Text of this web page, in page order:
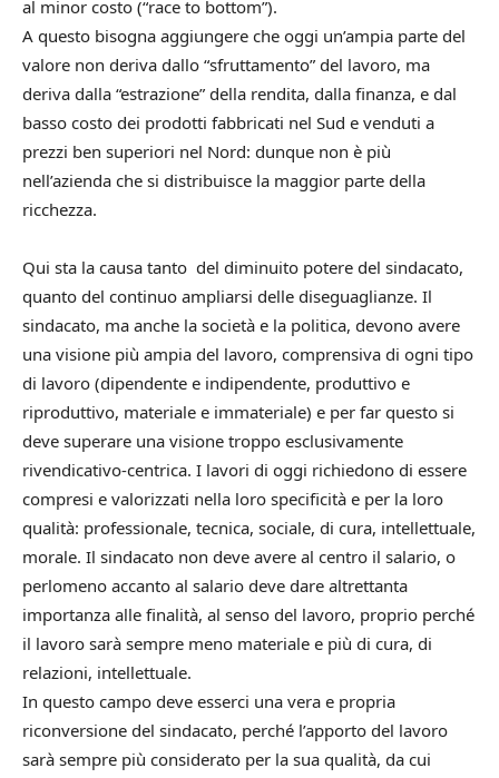
al minor costo (“race to bottom”).
A questo bisogna aggiungere che oggi un’ampia parte del
valore non deriva dallo “sfruttamento” del lavoro, ma
deriva dalla “estrazione” della rendita, dalla finanza, e dal
basso costo dei prodotti fabbricati nel Sud e venduti a
prezzi ben superiori nel Nord: dunque non è più
nell’azienda che si distribuisce la maggior parte della
ricchezza.
Qui sta la causa tanto del diminuito potere del sindacato,
quanto del continuo ampliarsi delle diseguaglianze. Il
sindacato, ma anche la società e la politica, devono avere
una visione più ampia del lavoro, comprensiva di ogni tipo
di lavoro (dipendente e indipendente, produttivo e
riproduttivo, materiale e immateriale) e per far questo si
deve superare una visione troppo esclusivamente
rivendicativo-centrica. I lavori di oggi richiedono di essere
compresi e valorizzati nella loro specificità e per la loro
qualità: professionale, tecnica, sociale, di cura, intellettuale,
morale. Il sindacato non deve avere al centro il salario, o
perlomeno accanto al salario deve dare altrettanta
importanza alle finalità, al senso del lavoro, proprio perché
il lavoro sarà sempre meno materiale e più di cura, di
relazioni, intellettuale.
In questo campo deve esserci una vera e propria
riconversione del sindacato, perché l’apporto del lavoro
sarà sempre più considerato per la sua qualità, da cui